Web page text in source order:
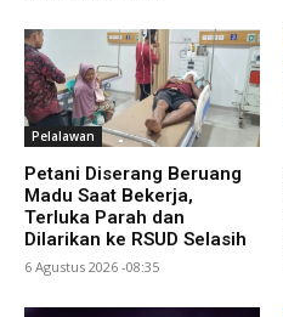
Pelalawan
Petani Diserang Beruang
Madu Saat Bekerja,
Terluka Parah dan
Dilarikan ke RSUD Selasih
6 Agustus 2026 -08:35